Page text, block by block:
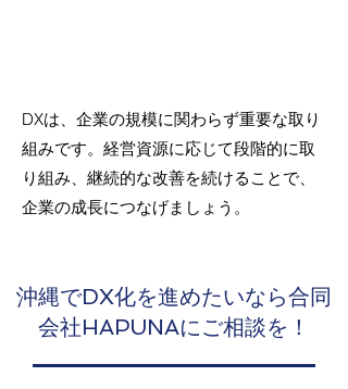
DXは、企業の規模に関わらず重要な取り
組みです。経営資源に応じて段階的に取
り組み、継続的な改善を続けることで、
企業の成長につなげましょう。
沖縄でDX化を進めたいなら合同
会社HAPUNAにご相談を！